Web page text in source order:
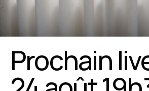
Prochain